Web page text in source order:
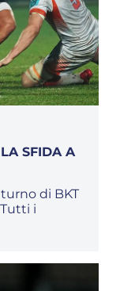
SFIDA A
di BKT
i